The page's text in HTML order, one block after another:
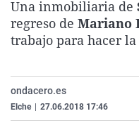
Una inmobiliaria de
regreso de Mariano
trabajo para hacer la
ondacero.es
Elche 27.06.2018 17:46